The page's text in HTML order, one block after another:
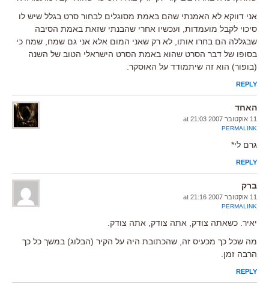
אני דווקא לא האמנתי שהם באמת מסוגלים לבחור סרט בגלל שיש לו
סיכוי לקבל מועמדות, ועכשיו אחרי שהבנתי שזאת באמת הסיבה
שבגללה הם בחרו אותו, לא רק שאני המום אלא אני גם שמח, שמח כי
בסופו של דבר הסרט שהוא באמת הסרט הישראלי הטוב של השנה
(בופור) הוא זה שיתמודד על האוסקר.
REPLY
האחד
11 אוקטובר 2007 at 21:03
PERMALINK
גרם לי*
REPLY
ברק
11 אוקטובר 2007 at 21:16
PERMALINK
יאיר. כשאתה צודק, אתה צודק, אתה צודק.
מה שכל כך מכעיס זה, שהכתובת היה על הקיר (הבלוג) במשך כל כך
הרבה זמן.
REPLY